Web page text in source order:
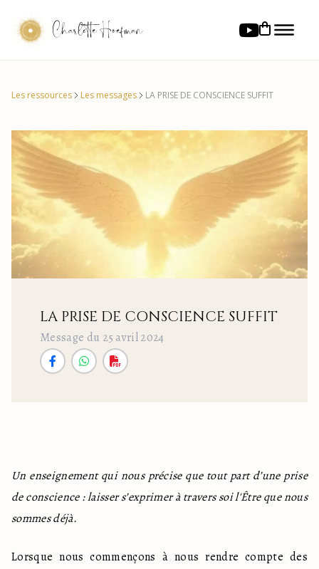
Charlotte Hoefman
Les ressources Les messages LA PRISE DE CONSCIENCE SUFFIT
LA PRISE DE CONSCIENCE SUFFIT
Message du 25 avril 2024
Un enseignement qui nous précise que tout part d’une prise
de conscience : laisser s’exprimer à travers soi l'Être que nous
sommes déjà.
Lorsque nous commençons à nous rendre compte des